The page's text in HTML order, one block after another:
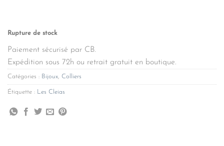
Rupture de stock
Paiement sécurisé par CB.
Expédition sous 72h ou retrait gratuit en boutique.
Catégories : Bijoux Colliers
Étiquette : Les Cleias